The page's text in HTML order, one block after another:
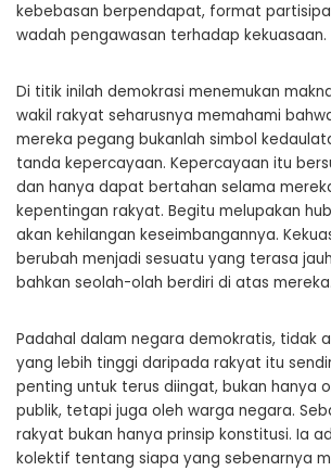
kebebasan berpendapat, format
wadah pengawasan terhadap kekuasaan.
Di titik inilah demokrasi menemukan
wakil rakyat seharusnya memahami
mereka pegang bukanlah simbol
tanda kepercayaan. Kepercayaan itu
dan hanya dapat bertahan selama
kepentingan rakyat. Begitu melupakan
akan kehilangan keseimbangannya.
berubah menjadi sesuatu yang terasa
bahkan seolah-olah berdiri di atas mereka.
Padahal dalam negara demokratis, tidak
yang lebih tinggi daripada rakyat itu
penting untuk terus diingat, bukan hanya
publik, tetapi juga oleh warga negara.
rakyat bukan hanya prinsip konstitusi. Ia
kolektif tentang siapa yang sebenarnya